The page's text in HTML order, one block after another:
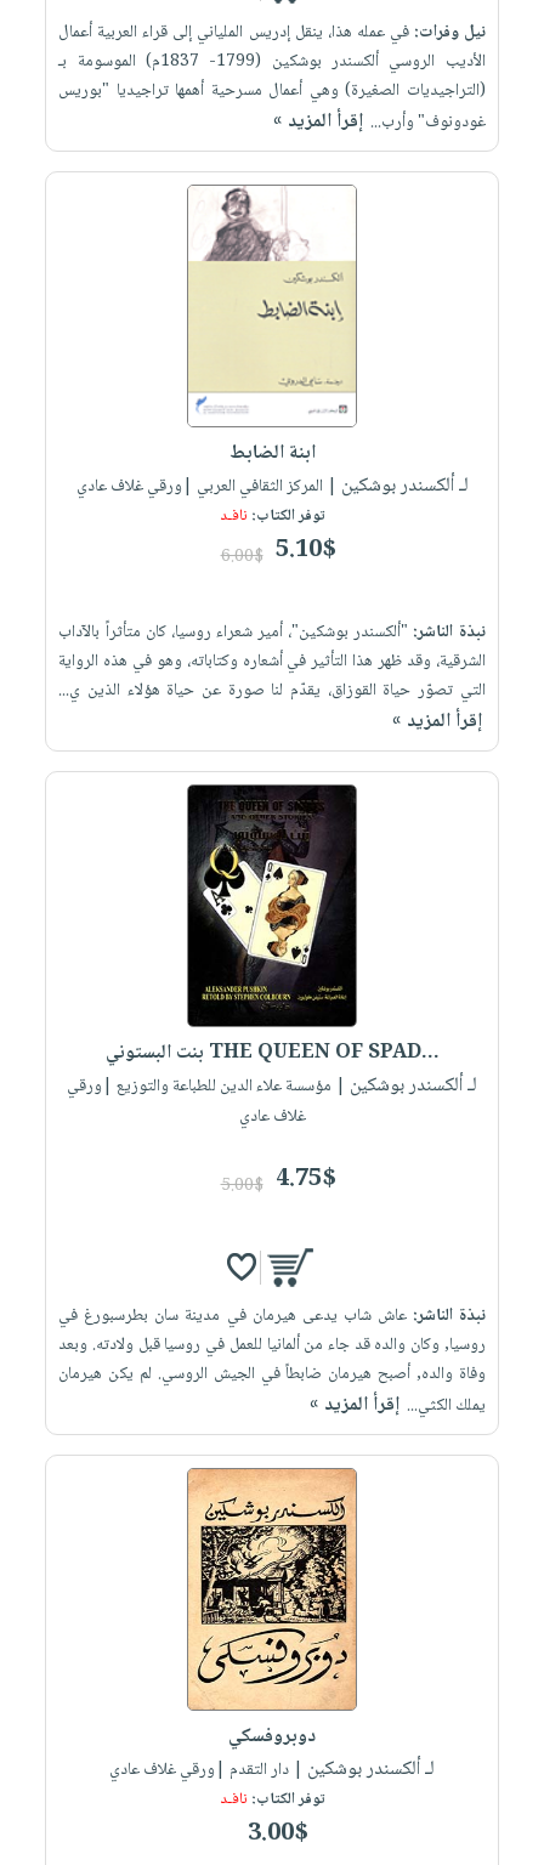
نيل وفرات:في عمله هذا، ينقل إدريس الملياني إلى قراء العربية أعمال
الأديب الروسي ألكسندر بوشكين (1799- 1837م) الموسومة بـ
(التراجيديات الصغيرة) وهي أعمال مسرحية أهمها تراجيديا "بوريس
غودونوف" وأرب... إقرأ المزيد »
ابنة الضابط
لـ ألكسندر بوشكين | المركز الثقافي العربي |ورقي غلاف عادي
توفر الكتاب: نافـد
5.10$
6.00$
نبذة الناشر: "ألكسندر بوشكين"، أمير شعراء روسيا، كان متأثراً بالآداب
الشرقية، وقد ظهر هذا التأثير في أشعاره وكتاباته، وهو في هذه الرواية
التي تصوّر حياة القوزاق، يقدّم لنا صورة عن حياة هؤلاء الذين ي...
إقرأ المزيد »
بنت البستوني THE QUEEN OF SPAD...
لـ ألكسندر بوشكين | مؤسسة علاء الدين للطباعة والتوزيع |ورقي
غلاف عادي
4.75$
5.00$
نبذة الناشر:عاش شاب يدعى هيرمان في مدينة سان بطرسبورغ في
روسيا, وكان والده قد جاء من ألمانيا للعمل في روسيا قبل ولادته. وبعد
وفاة والده, أصبح هيرمان ضابطاً في الجيش الروسي. لم يكن هيرمان
يملك الكثي... إقرأ المزيد »
دوبروفسكي
لـ ألكسندر بوشكين | دار التقدم |ورقي غلاف عادي
توفر الكتاب: نافـد
3.00$